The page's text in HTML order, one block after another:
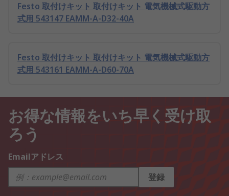
Festo 取付けキット 取付けキット 電気機械式駆動方
式用 543147 EAMM-A-D32-40A
Festo 取付けキット 取付けキット 電気機械式駆動方
式用 543161 EAMM-A-D60-70A
お得な情報をいち早く受け取
ろう
Emailアドレス
登録